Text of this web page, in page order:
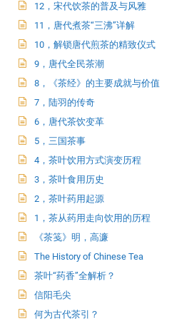
12，宋代饮茶的普及与风雅
11，唐代煮茶“三沸”详解
10，解锁唐代煎茶的精致仪式
9，唐代全民茶潮
8，《茶经》的主要成就与价值
7，陆羽的传奇
6，唐代茶饮变革
5，三国茶事
4，茶叶饮用方式演变历程
3，茶叶食用历史
2，茶叶药用起源
1，茶从药用走向饮用的历程
《茶笺》明，高濂
The History of Chinese Tea
茶叶“药香”全解析？
信阳毛尖
何为古代茶引？